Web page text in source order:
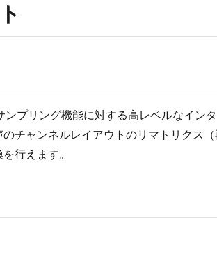
プリング機能に対する高レベルなイン
チャンネルレイアウトのリマトリクス（
行えます。